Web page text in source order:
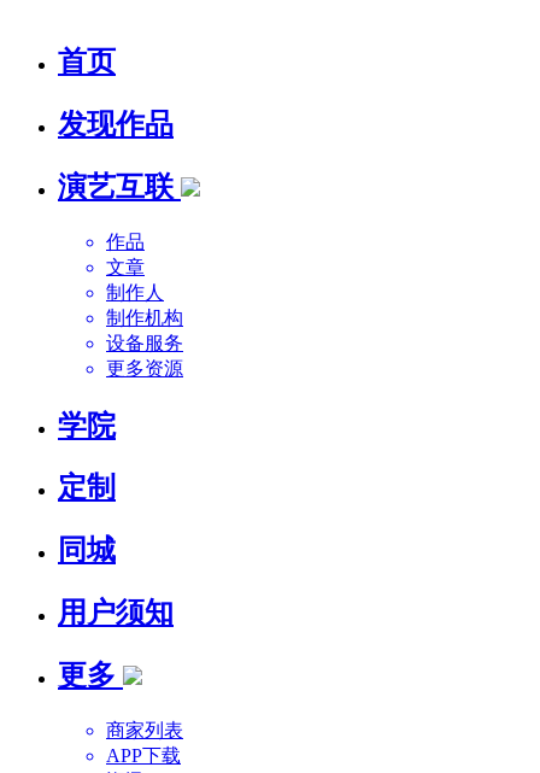
首页
发现作品
演艺互联
作品
文章
制作人
制作机构
设备服务
更多资源
学院
定制
同城
用户须知
更多
商家列表
APP下载